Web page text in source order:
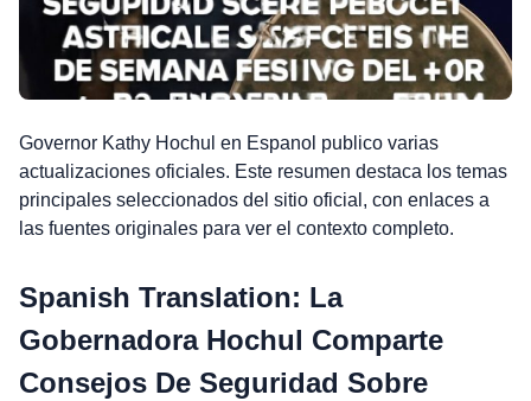
Governor Kathy Hochul en Espanol publico varias
actualizaciones oficiales. Este resumen destaca los temas
principales seleccionados del sitio oficial, con enlaces a
las fuentes originales para ver el contexto completo.
Spanish Translation: La
Gobernadora Hochul Comparte
Consejos De Seguridad Sobre